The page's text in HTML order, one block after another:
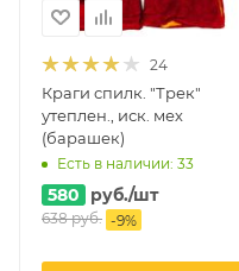
24
Краги спилк. "Трек"
утеплен., иск. мех
(барашек)
Есть в наличии: 33
580 руб./шт
638руб. -9%